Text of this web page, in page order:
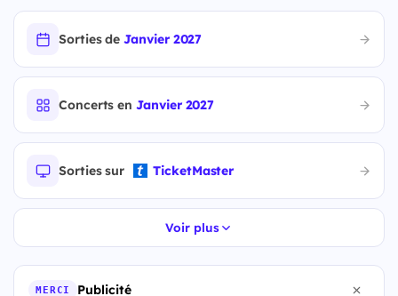
Sorties deJanvier 2027
Concerts enJanvier 2027
Sorties sur TicketMaster
Voir plus
MERCI Publicité